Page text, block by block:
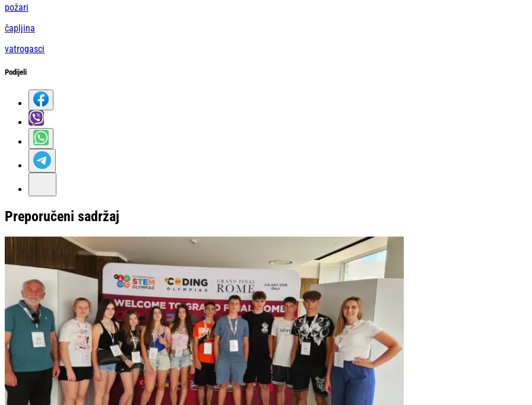
požari
čapljina
vatrogasci
Podijeli
Preporučeni sadržaj